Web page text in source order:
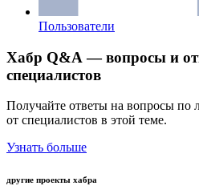
Пользователи
Хабр Q&A — вопросы и
специалистов
Получайте ответы на вопросы по
от специалистов в этой теме.
Узнать больше
другие проекты хабра